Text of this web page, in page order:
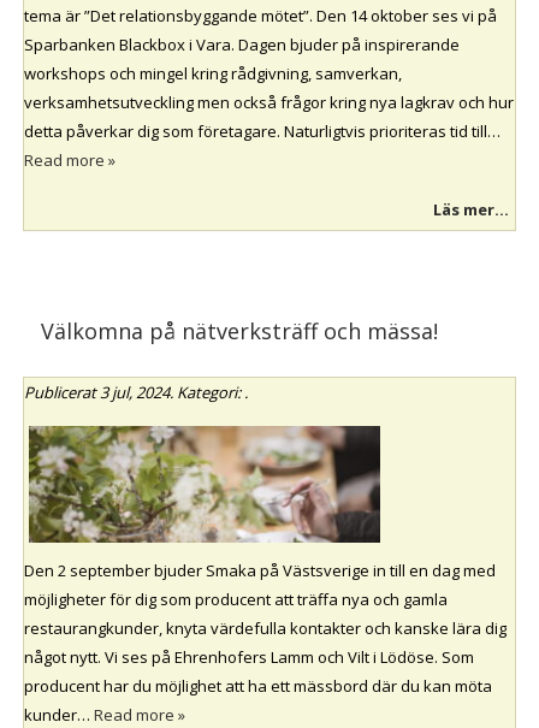
tema är ”Det relationsbyggande mötet”. Den 14 oktober ses vi på
Sparbanken Blackbox i Vara. Dagen bjuder på inspirerande
workshops och mingel kring rådgivning, samverkan,
verksamhetsutveckling men också frågor kring nya lagkrav och hur
detta påverkar dig som företagare. Naturligtvis prioriteras tid till…
Read more »
Läs mer...
Välkomna på nätverksträff och mässa!
Publicerat3 jul, 2024. Kategori: .
Den 2 september bjuder Smaka på Västsverige in till en dag med
möjligheter för dig som producent att träffa nya och gamla
restaurangkunder, knyta värdefulla kontakter och kanske lära dig
något nytt. Vi ses på Ehrenhofers Lamm och Vilt i Lödöse. Som
producent har du möjlighet att ha ett mässbord där du kan möta
kunder…Read more »